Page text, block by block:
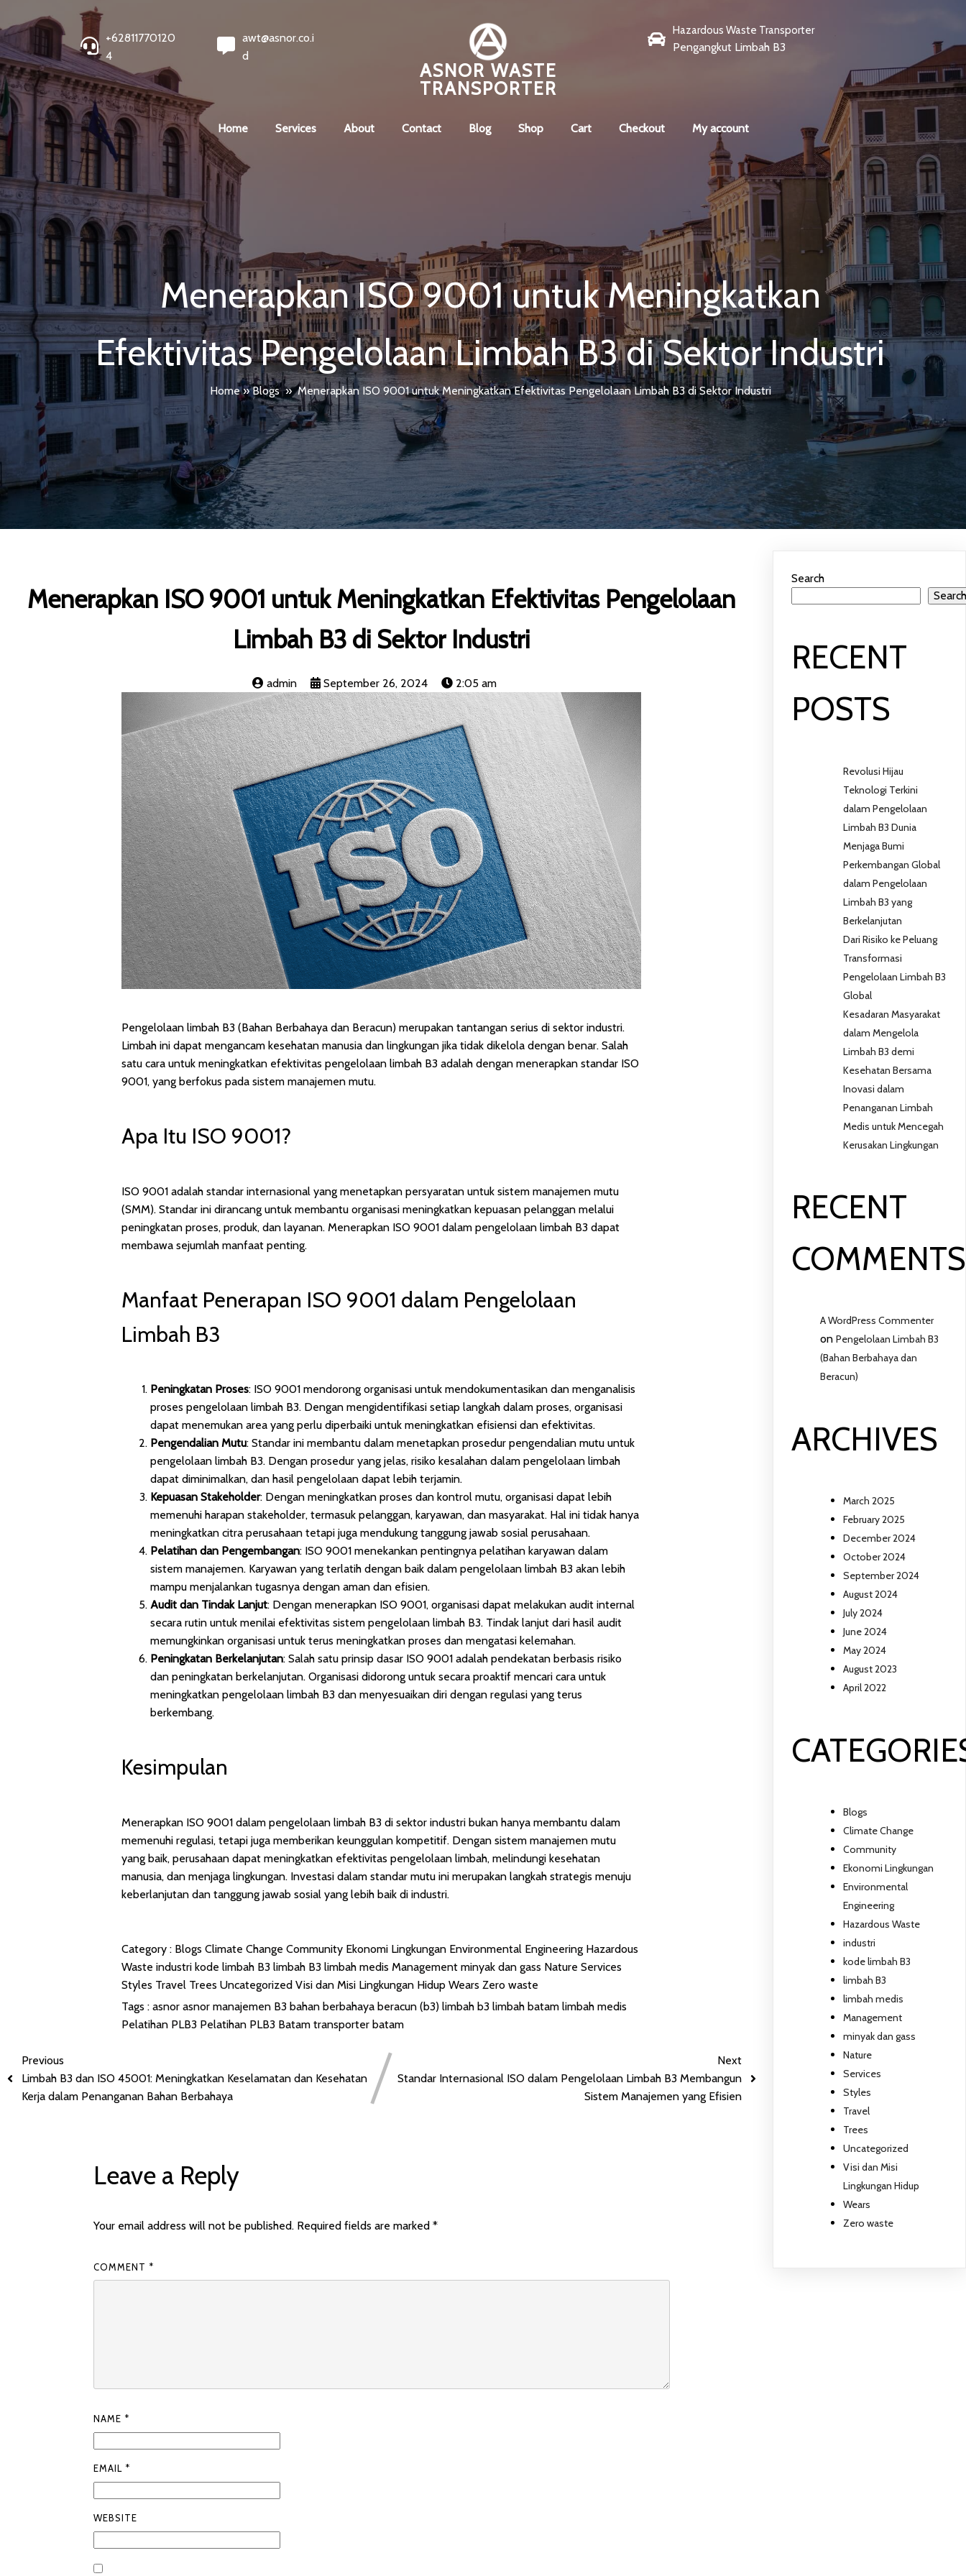
+62811770120
4
awt@asnor.co.i
d
ASNOR WASTE
TRANSPORTER
Hazardous Waste Transporter
Pengangkut Limbah B3
Home Services About Contact Blog Shop Cart Checkout My account
Menerapkan ISO 9001 untuk Meningkatkan
Efektivitas Pengelolaan Limbah B3 di Sektor Industri
Home»Blogs » Menerapkan ISO 9001 untuk Meningkatkan Efektivitas Pengelolaan Limbah B3 di Sektor Industri
Menerapkan ISO 9001 untuk Meningkatkan Efektivitas Pengelolaan
Limbah B3 di Sektor Industri
admin September 26, 2024 2:05 am
Pengelolaan limbah B3 (Bahan Berbahaya dan Beracun) merupakan tantangan serius di sektor industri.
Limbah ini dapat mengancam kesehatan manusia dan lingkungan jika tidak dikelola dengan benar. Salah
satu cara untuk meningkatkan efektivitas pengelolaan limbah B3 adalah dengan menerapkan standar ISO
9001, yang berfokus pada sistem manajemen mutu.
Apa Itu ISO 9001?
ISO 9001 adalah standar internasional yang menetapkan persyaratan untuk sistem manajemen mutu
(SMM). Standar ini dirancang untuk membantu organisasi meningkatkan kepuasan pelanggan melalui
peningkatan proses, produk, dan layanan. Menerapkan ISO 9001 dalam pengelolaan limbah B3 dapat
membawa sejumlah manfaat penting.
Manfaat Penerapan ISO 9001 dalam Pengelolaan
Limbah B3
Peningkatan Proses: ISO 9001 mendorong organisasi untuk mendokumentasikan dan menganalisis
proses pengelolaan limbah B3. Dengan mengidentifikasi setiap langkah dalam proses, organisasi
dapat menemukan area yang perlu diperbaiki untuk meningkatkan efisiensi dan efektivitas.
Pengendalian Mutu: Standar ini membantu dalam menetapkan prosedur pengendalian mutu untuk
pengelolaan limbah B3. Dengan prosedur yang jelas, risiko kesalahan dalam pengelolaan limbah
dapat diminimalkan, dan hasil pengelolaan dapat lebih terjamin.
Kepuasan Stakeholder: Dengan meningkatkan proses dan kontrol mutu, organisasi dapat lebih
memenuhi harapan stakeholder, termasuk pelanggan, karyawan, dan masyarakat. Hal ini tidak hanya
meningkatkan citra perusahaan tetapi juga mendukung tanggung jawab sosial perusahaan.
Pelatihan dan Pengembangan: ISO 9001 menekankan pentingnya pelatihan karyawan dalam
sistem manajemen. Karyawan yang terlatih dengan baik dalam pengelolaan limbah B3 akan lebih
mampu menjalankan tugasnya dengan aman dan efisien.
Audit dan Tindak Lanjut: Dengan menerapkan ISO 9001, organisasi dapat melakukan audit internal
secara rutin untuk menilai efektivitas sistem pengelolaan limbah B3. Tindak lanjut dari hasil audit
memungkinkan organisasi untuk terus meningkatkan proses dan mengatasi kelemahan.
Peningkatan Berkelanjutan: Salah satu prinsip dasar ISO 9001 adalah pendekatan berbasis risiko
dan peningkatan berkelanjutan. Organisasi didorong untuk secara proaktif mencari cara untuk
meningkatkan pengelolaan limbah B3 dan menyesuaikan diri dengan regulasi yang terus
berkembang.
Kesimpulan
Menerapkan ISO 9001 dalam pengelolaan limbah B3 di sektor industri bukan hanya membantu dalam
memenuhi regulasi, tetapi juga memberikan keunggulan kompetitif. Dengan sistem manajemen mutu
yang baik, perusahaan dapat meningkatkan efektivitas pengelolaan limbah, melindungi kesehatan
manusia, dan menjaga lingkungan. Investasi dalam standar mutu ini merupakan langkah strategis menuju
keberlanjutan dan tanggung jawab sosial yang lebih baik di industri.
Category : BlogsClimate ChangeCommunity Ekonomi Lingkungan Environmental Engineering Hazardous
Wasteindustri kode limbah B3limbah B3limbah medisManagementminyak dan gass NatureServices
Styles Travel TreesUncategorizedVisi dan Misi Lingkungan HidupWearsZero waste
Tags : asnorasnor manajemen B3 bahan berbahaya beracun (b3)limbah b3limbah batamlimbah medis
Pelatihan PLB3 Pelatihan PLB3 Batamtransporter batam
Previous
Limbah B3 dan ISO 45001: Meningkatkan Keselamatan dan Kesehatan
Kerja dalam Penanganan Bahan Berbahaya
Next
Standar Internasional ISO dalam Pengelolaan Limbah B3 Membangun
Sistem Manajemen yang Efisien
Leave a Reply
Your email address will not be published. Required fields are marked*
COMMENT *
NAME *
EMAIL *
WEBSITE
Search
RECENT
POSTS
Revolusi Hijau
Teknologi Terkini
dalam Pengelolaan
Limbah B3 Dunia
Menjaga Bumi
Perkembangan Global
dalam Pengelolaan
Limbah B3 yang
Berkelanjutan
Dari Risiko ke Peluang
Transformasi
Pengelolaan Limbah B3
Global
Kesadaran Masyarakat
dalam Mengelola
Limbah B3 demi
Kesehatan Bersama
Inovasi dalam
Penanganan Limbah
Medis untuk Mencegah
Kerusakan Lingkungan
RECENT
COMMENTS
A WordPress Commenter
onPengelolaan Limbah B3
(Bahan Berbahaya dan
Beracun)
ARCHIVES
March 2025
February 2025
December 2024
October 2024
September 2024
August 2024
July 2024
June 2024
May 2024
August 2023
April 2022
Blogs
Climate Change
Community
Ekonomi Lingkungan
Environmental
Engineering
Hazardous Waste
industri
kode limbah B3
limbah B3
limbah medis
Management
minyak dan gass
Nature
Services
Styles
Travel
Trees
Uncategorized
Visi dan Misi
Lingkungan Hidup
Wears
Zero waste